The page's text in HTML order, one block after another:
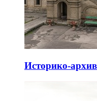
Историко-